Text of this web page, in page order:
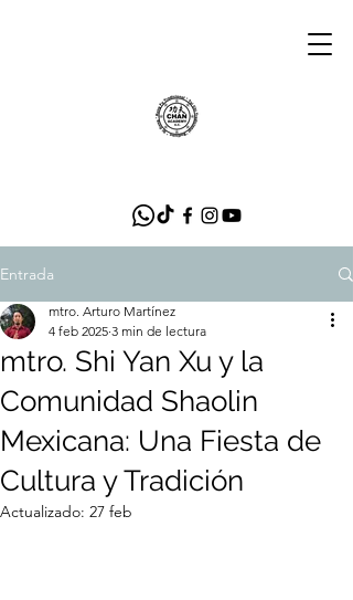
Entrada
mtro. Shi Yan Xu y la
Comunidad Shaolin
Mexicana: Una Fiesta de
Cultura y Tradición
mtro. Arturo Martínez
4 feb 2025 3 min de lectura
Actualizado: 27 feb